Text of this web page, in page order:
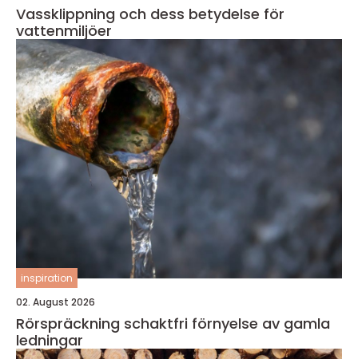
Vassklippning och dess betydelse för
vattenmiljöer
inspiration
02. August 2026
Rörspräckning schaktfri förnyelse av gamla
ledningar